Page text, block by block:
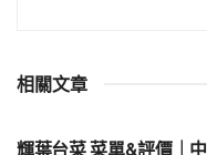
相關文章
輝葉台菜 菜單&評價｜